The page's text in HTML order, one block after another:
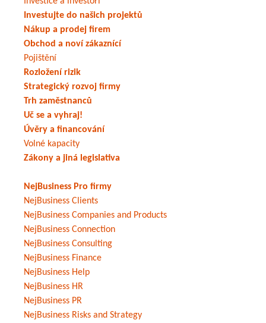
Investujte do našich projektů
Nákup a prodej firem
Obchod a noví zákaznící
Pojištění
Rozložení rizik
Strategický rozvoj firmy
Trh zaměstnanců
Uč se a vyhraj!
Úvěry a financování
Volné kapacity
Zákony a jiná legislativa
NejBusiness Pro firmy
NejBusiness Clients
NejBusiness Companies and Products
NejBusiness Connection
NejBusiness Consulting
NejBusiness Finance
NejBusiness Help
NejBusiness HR
NejBusiness PR
NejBusiness Risks and Strategy